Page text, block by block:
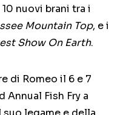
nuovi brani tra i
Mountain Top, e i
Show On Earth.
di Romeo il 6 e 7
Fish Fry a